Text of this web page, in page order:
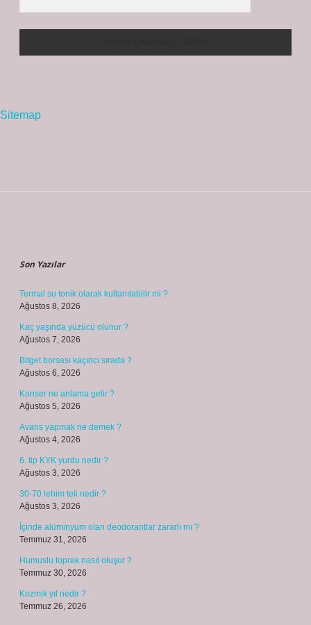
Sitemap
Son Yazılar
Termal su tonik olarak kullanılabilir mi ?
Ağustos 8, 2026
Kaç yaşında yüzücü olunur ?
Ağustos 7, 2026
Bitget borsası kaçıncı sırada ?
Ağustos 6, 2026
Konser ne anlama gelir ?
Ağustos 5, 2026
Avans yapmak ne demek ?
Ağustos 4, 2026
6. tip KYK yurdu nedir ?
Ağustos 3, 2026
30-70 lehim teli nedir ?
Ağustos 3, 2026
İçinde alüminyum olan deodorantlar zararlı mı ?
Temmuz 31, 2026
Humuslu toprak nasıl oluşur ?
Temmuz 30, 2026
Kozmik yıl nedir ?
Temmuz 26, 2026